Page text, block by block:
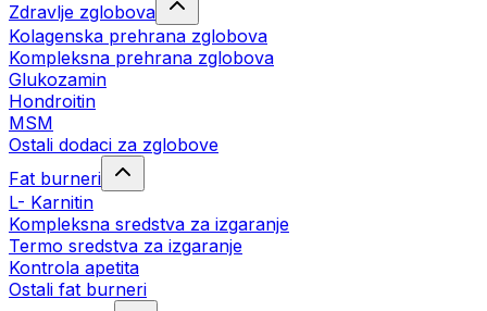
Zdravlje zglobova
Kolagenska prehrana zglobova
Kompleksna prehrana zglobova
Glukozamin
Hondroitin
MSM
Ostali dodaci za zglobove
Fat burneri
L- Karnitin
Kompleksna sredstva za izgaranje
Termo sredstva za izgaranje
Kontrola apetita
Ostali fat burneri